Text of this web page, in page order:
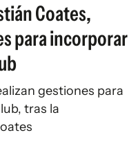
Coates,
para incorporar
gestiones para
tras la